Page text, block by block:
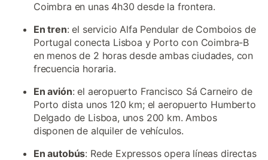
Coimbra en unas 4h30 desde la frontera.
En tren: el servicio Alfa Pendular de Comboios de
Portugal conecta Lisboa y Porto con Coimbra-B
en menos de 2 horas desde ambas ciudades, con
frecuencia horaria.
En avión: el aeropuerto Francisco Sá Carneiro de
Porto dista unos 120 km; el aeropuerto Humberto
Delgado de Lisboa, unos 200 km. Ambos
disponen de alquiler de vehículos.
En autobús: Rede Expressos opera líneas directas